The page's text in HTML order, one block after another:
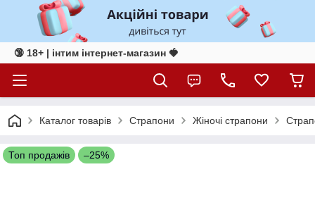
🔞 18+ | інтим інтернет-магазин 🍓
Каталог товарів Страпони Жіночі страпони
Топ продажів –25%